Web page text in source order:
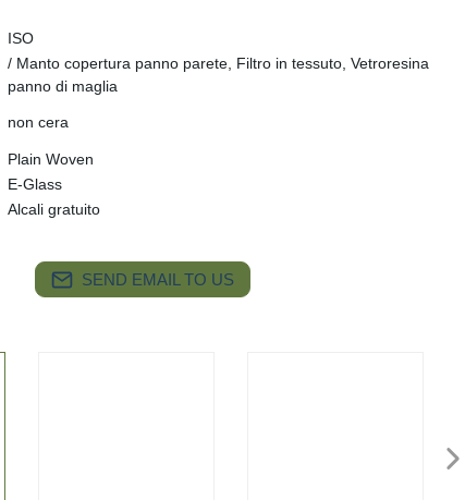
ISO
/ Manto copertura panno parete, Filtro in tessuto, Vetroresina
panno di maglia
non cera
Plain Woven
E-Glass
Alcali gratuito
SEND EMAIL TO US